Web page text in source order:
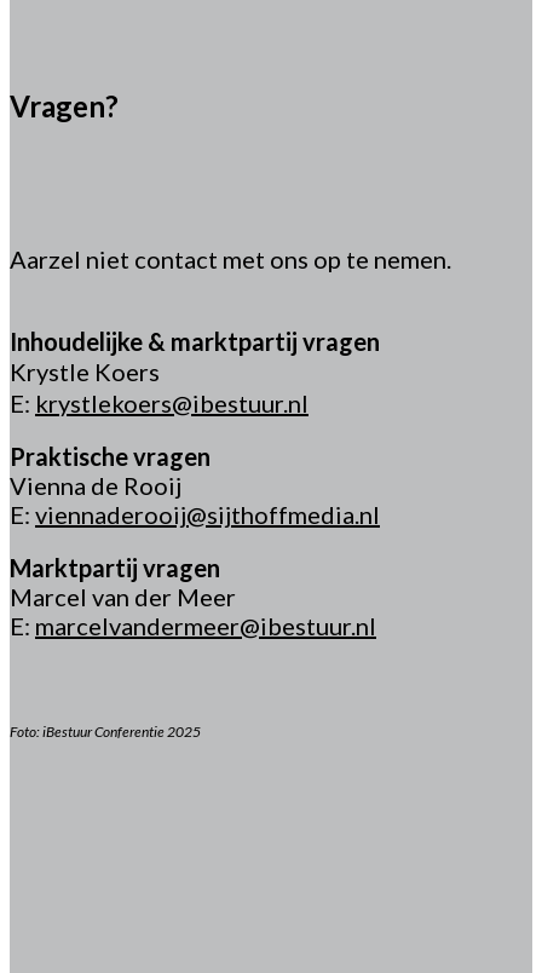
Vragen?
Aarzel niet contact met ons op te nemen.
Inhoudelijke & marktpartij vragen
Krystle Koers
E: krystlekoers@ibestuur.nl
Praktische vragen
Vienna de Rooij
E: viennaderooij@sijthoffmedia.nl
Marktpartij vragen
Marcel van der Meer
E: marcelvandermeer@ibestuur.nl
Foto: iBestuur Conferentie 2025